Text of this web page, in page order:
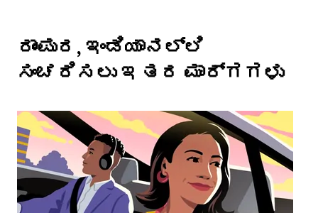
ರಾಂಪುರ, ಇಂಡಿಯಾನಲ್ಲಿ
ಸಂಚರಿಸಲು ಇತರ ಮಾರ್ಗಗಳು